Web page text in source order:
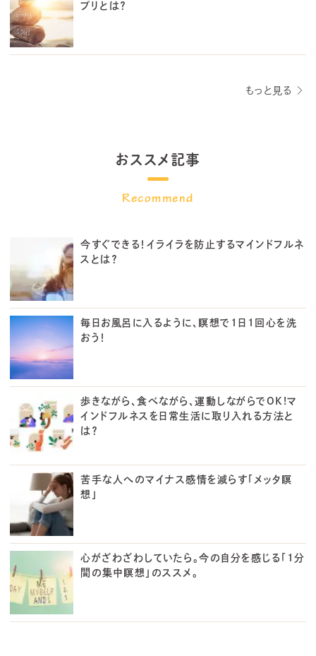
プリとは？
もっと見る
おススメ記事
今すぐできる！イライラを防止するマインドフルネ
スとは？
毎日お風呂に入るように、瞑想で1日1回心を洗
おう！
歩きながら、食べながら、運動しながらでOK!マ
インドフルネスを日常生活に取り入れる方法と
は？
苦手な人へのマイナス感情を減らす「メッタ瞑
想」
心がざわざわしていたら。今の自分を感じる「1分
間の集中瞑想」のススメ。